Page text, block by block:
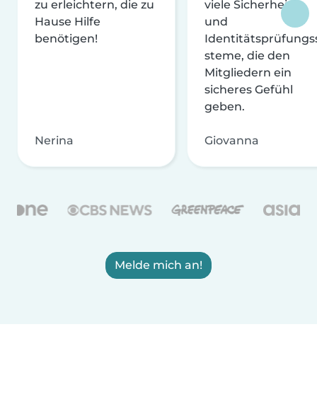
zu erleichtern, die zu
Hause Hilfe
benötigen!
Nerina
viele Sicherheits-
und
steme, die den
Mitgliedern ein
sicheres Gefühl
geben.
Giovanna
Melde mich an!